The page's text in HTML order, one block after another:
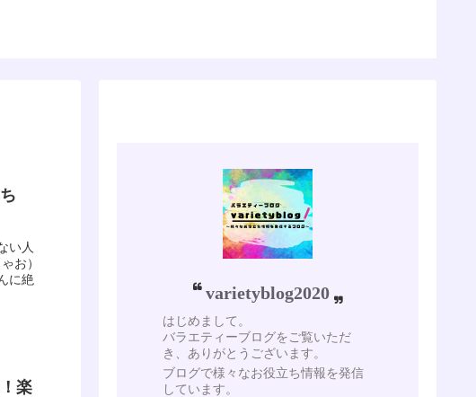
い人
お）
に絶
楽
varietyblog2020
はじめまして。
バラエティーブログをご覧いただ
き、ありがとうございます。
ブログで様々なお役立ち情報を発信
しています。